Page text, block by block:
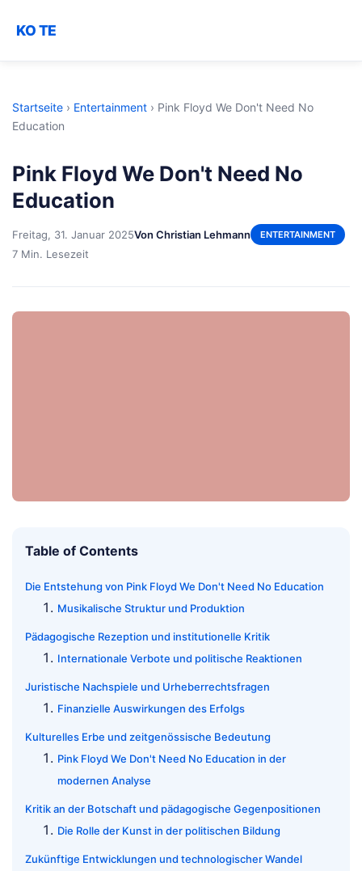
KO TE
Startseite › Entertainment › Pink Floyd We Don't Need No
Education
Pink Floyd We Don't Need No
Education
Freitag, 31. Januar 2025Von Christian Lehmann ENTERTAINMENT
7 Min. Lesezeit
Table of Contents
Die Entstehung von Pink Floyd We Don't Need No Education
Musikalische Struktur und Produktion
Pädagogische Rezeption und institutionelle Kritik
Internationale Verbote und politische Reaktionen
Juristische Nachspiele und Urheberrechtsfragen
Finanzielle Auswirkungen des Erfolgs
Kulturelles Erbe und zeitgenössische Bedeutung
Pink Floyd We Don't Need No Education in der
modernen Analyse
Kritik an der Botschaft und pädagogische Gegenpositionen
Die Rolle der Kunst in der politischen Bildung
Zukünftige Entwicklungen und technologischer Wandel